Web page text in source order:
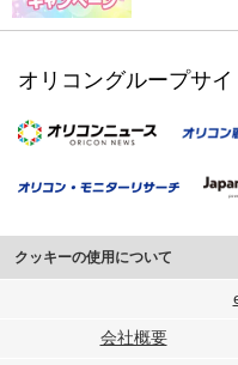
オリコングループサイ
クッキーの使用について
このサイトでは Cookie を使用し
行っています。会社概要